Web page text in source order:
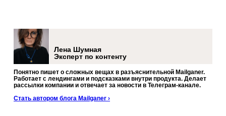
Понятно пишет о сложных вещах в разъяснительной Mailganer.
Работает с лендингами и подсказками внутри продукта. Делает
рассылки компании и отвечает за новости в Телеграм-канале.
Стать автором блога Mailganer ›
Лена Шумная
Эксперт по контенту